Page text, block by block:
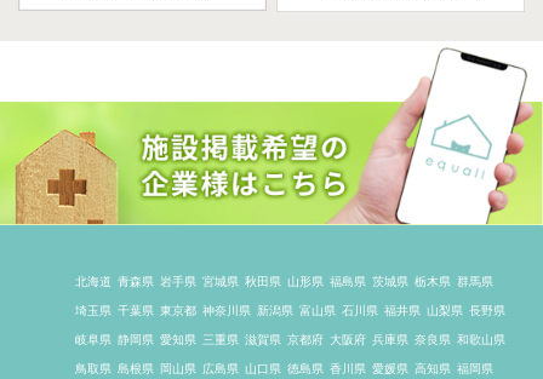
北海道 青森県 岩手県 宮城県 秋田県 山形県 福島県 茨城県 栃木県 群馬県
埼玉県 千葉県 東京都 神奈川県 新潟県 富山県 石川県 福井県 山梨県 長野県
岐阜県 静岡県 愛知県 三重県 滋賀県 京都府 大阪府 兵庫県 奈良県 和歌山県
鳥取県 島根県 岡山県 広島県 山口県 徳島県 香川県 愛媛県 高知県 福岡県